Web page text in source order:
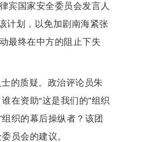
宾国家安全委员会发言人
计划，以免加剧南海紧张
最终在中方的阻止下失
的质疑。政治评论员朱
在资助“这是我们的”组织
织的幕后操纵者？该团
员会的建议。